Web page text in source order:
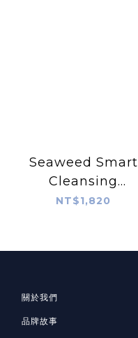
Seaweed Smart
Cleansing
Shampoo
NT$1,820
關於我們
品牌故事